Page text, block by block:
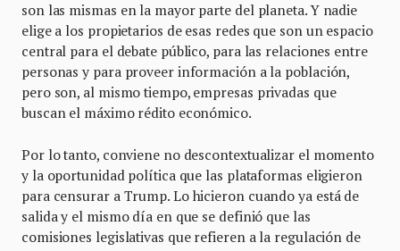
son las mismas en la mayor parte del planeta. Y nadie
elige a los propietarios de esas redes que son un espacio
central para el debate público, para las relaciones entre
personas y para proveer información a la población,
pero son, al mismo tiempo, empresas privadas que
buscan el máximo rédito económico.
Por lo tanto, conviene no descontextualizar el momento
y la oportunidad política que las plataformas eligieron
para censurar a Trump. Lo hicieron cuando ya está de
salida y el mismo día en que se definió que las
comisiones legislativas que refieren a la regulación de